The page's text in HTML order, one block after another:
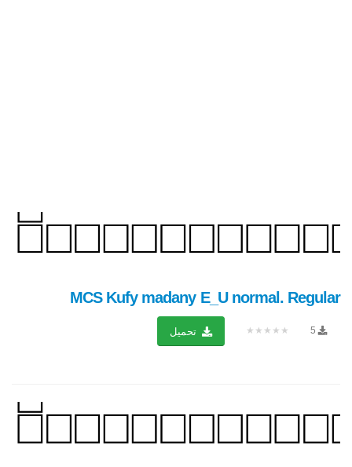
MCS Kufy madany E_U normal. Regular
5
★★★★★ تحميل